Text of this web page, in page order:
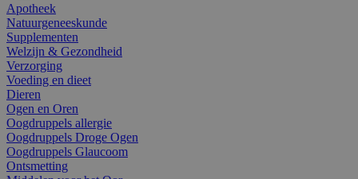
Apotheek
Natuurgeneeskunde
Supplementen
Welzijn & Gezondheid
Verzorging
Voeding en dieet
Dieren
Ogen en Oren
Oogdruppels allergie
Oogdruppels Droge Ogen
Oogdruppels Glaucoom
Ontsmetting